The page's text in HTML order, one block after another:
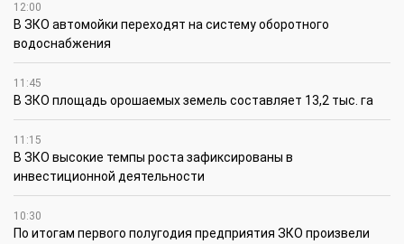
12:00
В ЗКО автомойки переходят на систему оборотного
водоснабжения
11:45
В ЗКО площадь орошаемых земель составляет 13,2 тыс. га
11:15
В ЗКО высокие темпы роста зафиксированы в
инвестиционной деятельности
10:30
По итогам первого полугодия предприятия ЗКО произвели